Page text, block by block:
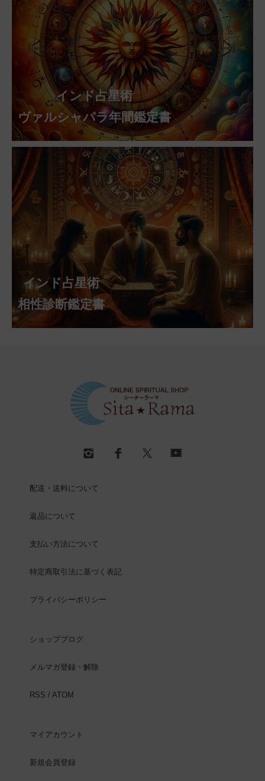
インド占星術
ヴァルシャパラ年間鑑定書
インド占星術
相性診断鑑定書
配送・送料について
返品について
支払い方法について
特定商取引法に基づく表記
プライバシーポリシー
ショップブログ
メルマガ登録・解除
RSS / ATOM
マイアカウント
新規会員登録